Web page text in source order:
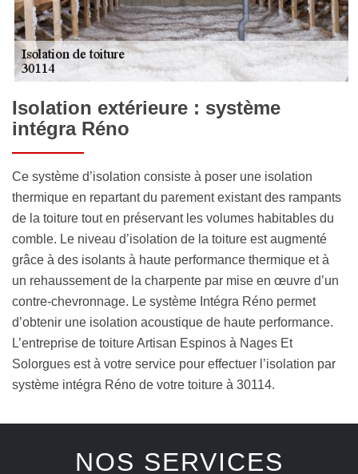
Isolation extérieure : système
intégra Réno
Ce système d’isolation consiste à poser une isolation
thermique en repartant du parement existant des rampants
de la toiture tout en préservant les volumes habitables du
comble. Le niveau d’isolation de la toiture est augmenté
grâce à des isolants à haute performance thermique et à
un rehaussement de la charpente par mise en œuvre d’un
contre-chevronnage. Le système Intégra Réno permet
d’obtenir une isolation acoustique de haute performance.
L’entreprise de toiture Artisan Espinos à Nages Et
Solorgues est à votre service pour effectuer l’isolation par
système intégra Réno de votre toiture à 30114.
NOS SERVICES